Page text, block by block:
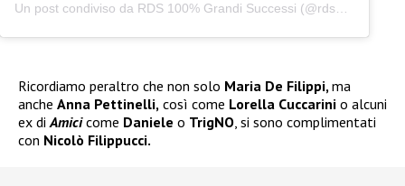
Ricordiamo peraltro che non solo Maria De Filippi, ma
anche Anna Pettinelli, così come Lorella Cuccarini o alcuni
ex di Amicicome Daniele o TrigNO , si sono complimentati
con Nicolò Filippucci.